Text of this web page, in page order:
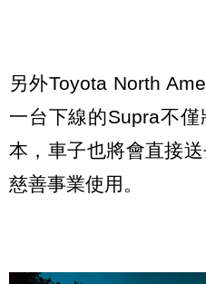
另外Toyota North
一台下線的Supra不
本，車子也將會直接
慈善事業使用。